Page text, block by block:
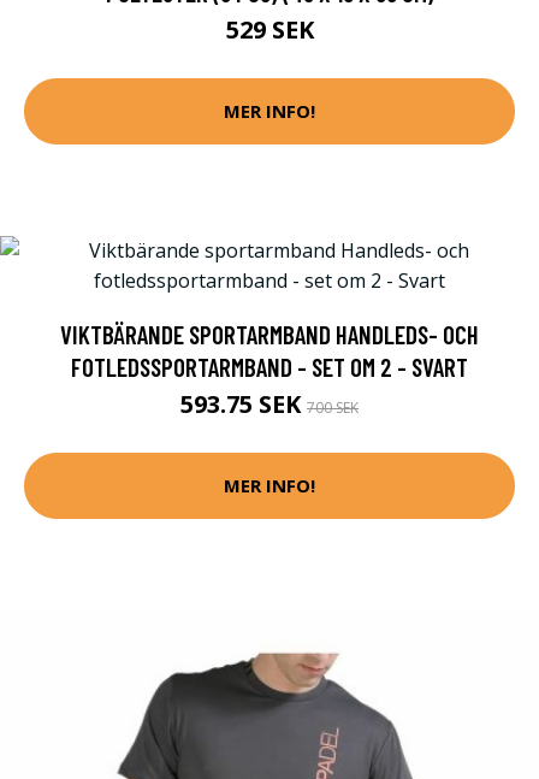
529 SEK
MER INFO!
VIKTBÄRANDE SPORTARMBAND HANDLEDS- OCH
FOTLEDSSPORTARMBAND - SET OM 2 - SVART
593.75 SEK 700 SEK
MER INFO!